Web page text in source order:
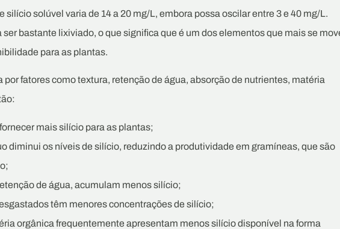
solúvel varia de 14 a 20 mg/L, embora possa oscilar entre 3 e 40 mg/L.
bastante lixiviado, o que significa que é um dos elementos que mais se
para as plantas.
fatores como textura, retenção de água, absorção de nutrientes, matéria
mais silício para as plantas;
diminui os níveis de silício, reduzindo a produtividade em gramíneas, que são
de água, acumulam menos silício;
têm menores concentrações de silício;
orgânica frequentemente apresentam menos silício disponível na forma